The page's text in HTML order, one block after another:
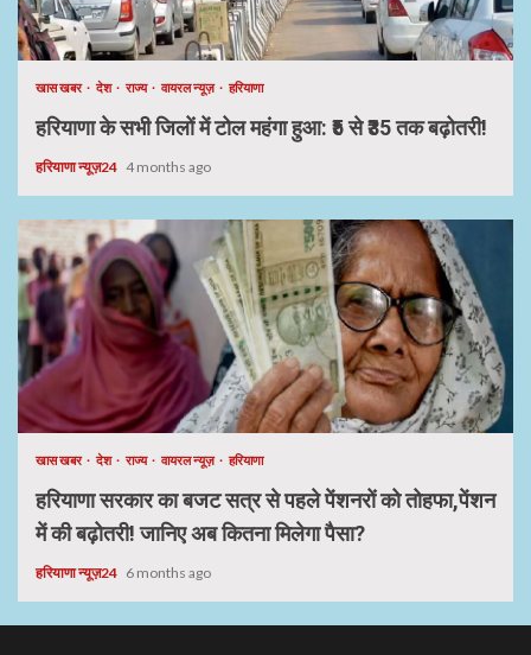
खास खबर देश राज्य वायरल न्यूज़ हरियाणा
हरियाणा के सभी जिलों में टोल महंगा हुआ: ₹5 से ₹35 तक बढ़ोतरी!
हरियाणा न्यूज़24 4 months ago
खास खबर देश राज्य वायरल न्यूज़ हरियाणा
हरियाणा सरकार का बजट सत्र से पहले पेंशनरों को तोहफा,पेंशन
में की बढ़ोतरी! जानिए अब कितना मिलेगा पैसा?
हरियाणा न्यूज़24 6 months ago